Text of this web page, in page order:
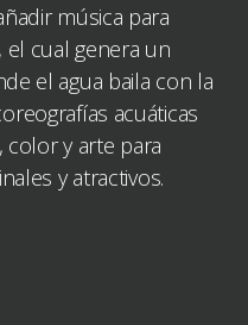
música para
cual genera un
el agua baila con la
acuáticas
y arte para
y atractivos.